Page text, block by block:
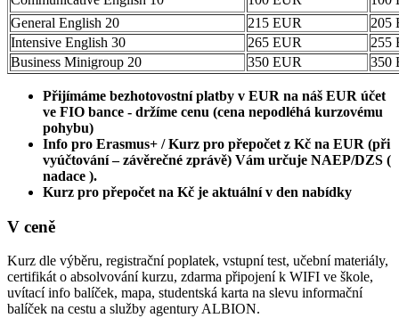
General English 20
215 EUR
205
Intensive English 30
265 EUR
255
Business Minigroup 20
350 EUR 350
Přijímáme bezhotovostní platby v EUR na náš EUR účet
ve FIO bance - držíme cenu (cena nepodléhá kurzovému
pohybu)
Info pro Erasmus+ / Kurz pro přepočet z Kč na EUR (při
vyúčtování – závěrečné zprávě) Vám určuje NAEP/DZS (
nadace ).
Kurz pro přepočet na Kč je aktuální v den nabídky
V ceně
Kurz dle výběru, registrační poplatek, vstupní test, učební materiály,
certifikát o absolvování kurzu, zdarma připojení k WIFI ve škole,
uvítací info balíček, mapa, studentská karta na slevu informační
balíček na cestu a služby agentury ALBION.